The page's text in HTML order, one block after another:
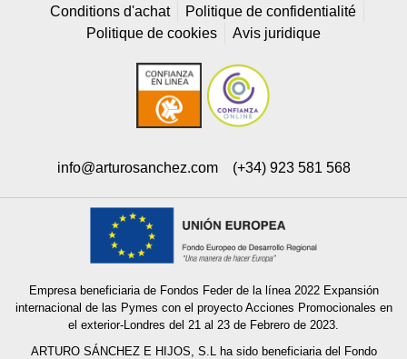
info@arturosanchez.com (+34) 923 581 568
Conditions d'achat
Politique de confidentialité
Politique de cookies
Avis juridique
Empresa beneficiaria de Fondos Feder de la línea 2022 Expansión
internacional de las Pymes con el proyecto Acciones Promocionales en
el exterior-Londres del 21 al 23 de Febrero de 2023.
ARTURO SÁNCHEZ E HIJOS, S.L ha sido beneficiaria del Fondo